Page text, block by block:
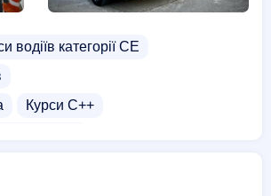
водіїв категорії СЕ
Курси C++